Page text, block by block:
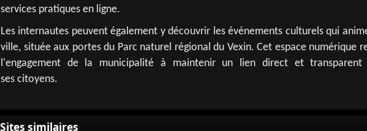
services pratiques en ligne.
Les internautes peuvent également y découvrir les événements culturels qui
ville, située aux portes du Parc naturel régional du Vexin. Cet espace numérique
l'engagement de la municipalité à maintenir un lien direct et transparent
ses citoyens.